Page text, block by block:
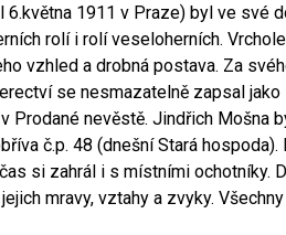
1911 v Praze) byl ve své
rolí i rolí veseloherních.
vzhled a drobná postava. Za
se nesmazatelně zapsal jako
Prodané nevěstě. Jindřich Mošna
č.p. 48 (dnešní Stará
si zahrál i s místními ochotníky.
mravy, vztahy a zvyky.